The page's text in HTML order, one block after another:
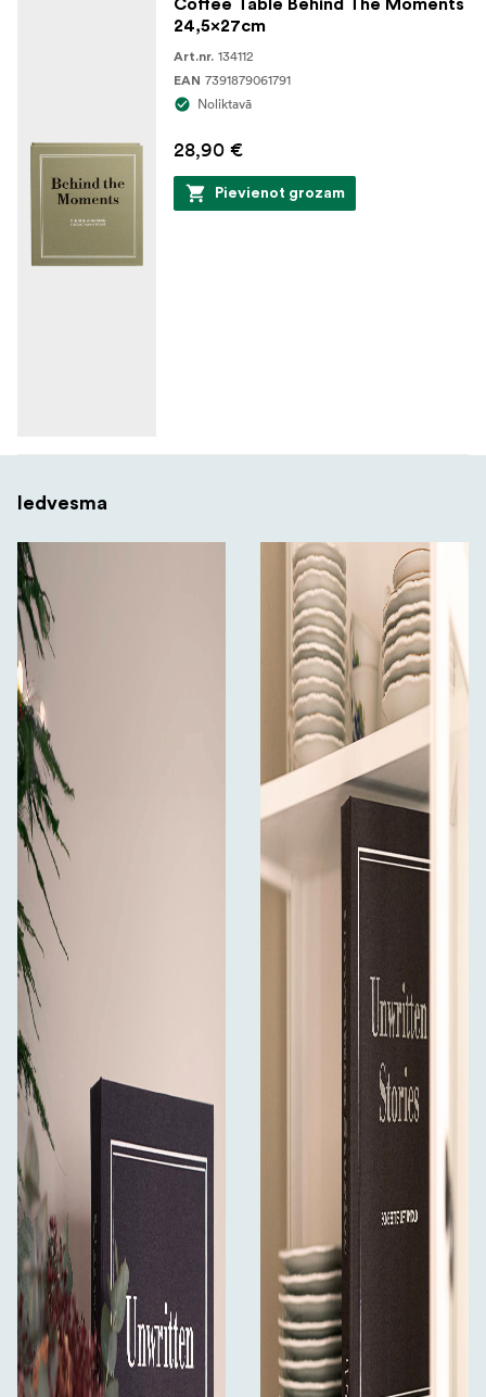
Coffee Table Behind The Moments
24,5x27cm
Art.nr. 134112
EAN 7391879061791
Noliktavā
28,90 €
Pievienot grozam
Iedvesma